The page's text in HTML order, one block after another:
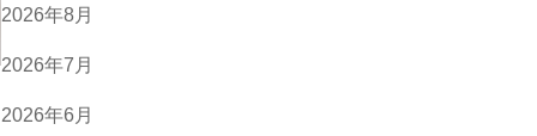
2026年8月
2026年7月
2026年6月